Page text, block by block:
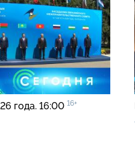
года. 16:00 16+